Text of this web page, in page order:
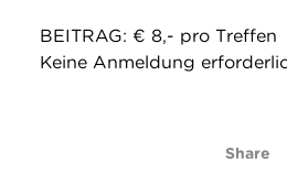
BEITRAG: € 8,- pro Treffen
Keine Anmeldung
Share